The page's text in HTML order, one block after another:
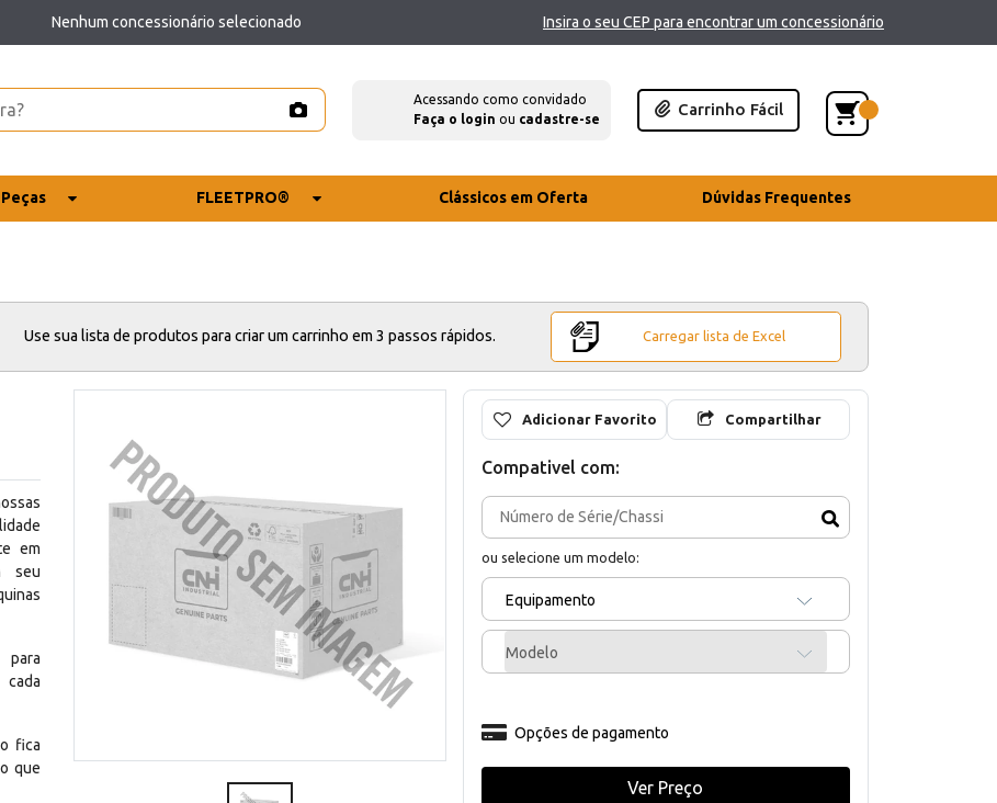
Nenhum concessionário selecionado Insira o seu CEP para encontrar um concessionário
Acessando como convidado
Faça o login ou cadastre-se
Carrinho Fácil
FLEETPRO® Clássicos em Oferta Dúvidas Frequentes
Use sua lista de produtos para criar um carrinho em 3 passos rápidos. Carregar lista de Excel
em
seu
para
fica
que
Adicionar Favorito Compartilhar
Compativel com:
ou selecione um modelo:
Equipamento
Modelo
Opções de pagamento
Ver Preço